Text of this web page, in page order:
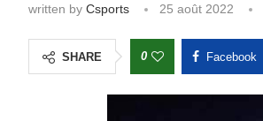
written by Csports 25 août 2022
SHARE 0 Facebook